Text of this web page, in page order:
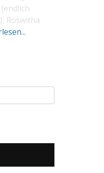
Roswitha